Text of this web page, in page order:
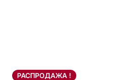
РАСПРОДАЖА !